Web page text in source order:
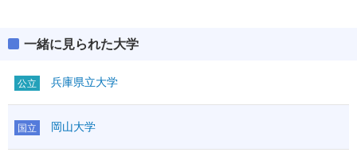
一緒に見られた大学
公立 兵庫県立大学
国立 岡山大学